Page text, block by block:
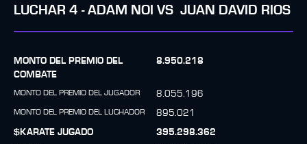
LUCHAR 4 - ADAM NOI VS JUAN DAVID RIOS
MONTO DEL PREMIO DEL
COMBATE
8.950.218
MONTO DEL PREMIO DEL JUGADOR 8.055.196
MONTO DEL PREMIO DEL LUCHADOR
895.021
$KARATE JUGADO
395.298.362